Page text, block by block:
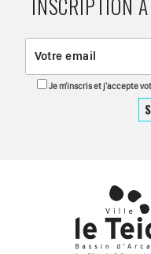
Je m'inscris et j'accepte